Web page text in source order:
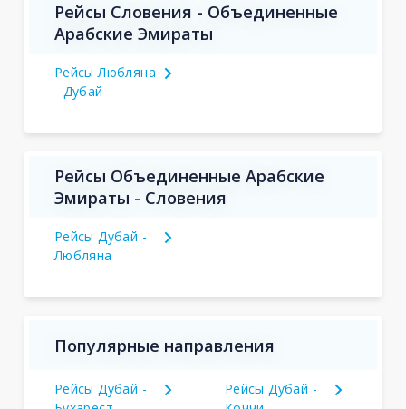
Рейсы Словения - Объединенные
Арабские Эмираты
Рейсы Любляна
- Дубай
Рейсы Объединенные Арабские
Эмираты - Словения
Рейсы Дубай -
Любляна
Популярные направления
Рейсы Дубай -
Рейсы Дубай -